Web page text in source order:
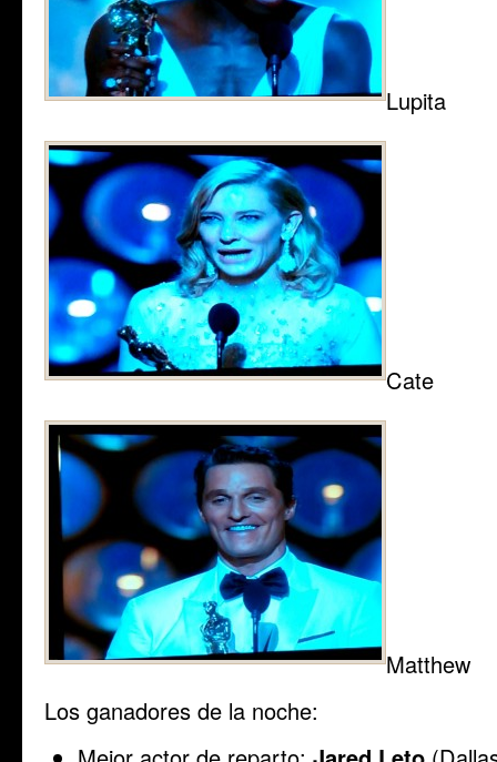
Lupita
Cate
Matthew
Los ganadores de la noche: